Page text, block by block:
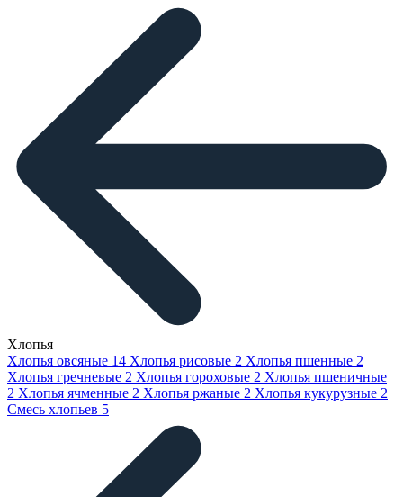
Хлопья
Хлопья овсяные 14 Хлопья рисовые 2 Хлопья пшенные 2
Хлопья гречневые 2 Хлопья гороховые 2 Хлопья пшеничные
2 Хлопья ячменные 2 Хлопья ржаные 2 Хлопья кукурузные 2
Смесь хлопьев 5